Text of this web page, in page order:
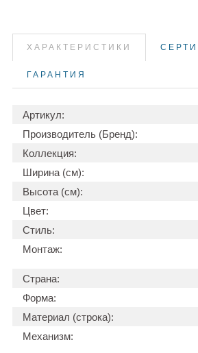
ХАРАКТЕРИСТИКИ
ГАРАНТИЯ
Артикул:
Производитель (Бренд):
Коллекция:
Ширина (см):
Высота (см):
Цвет:
Стиль:
Монтаж:
Страна:
Форма:
Материал (строка):
Механизм: